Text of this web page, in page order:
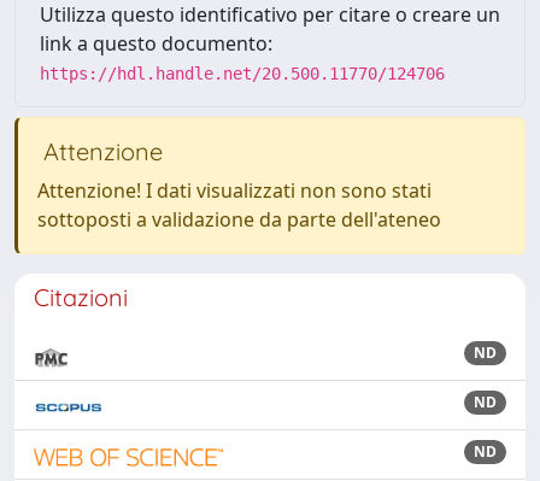
Utilizza questo identificativo per citare o creare un
link a questo documento:
https://hdl.handle.net/20.500.11770/124706
Attenzione
Attenzione! I dati visualizzati non sono stati
sottoposti a validazione da parte dell'ateneo
Citazioni
ND
ND
ND